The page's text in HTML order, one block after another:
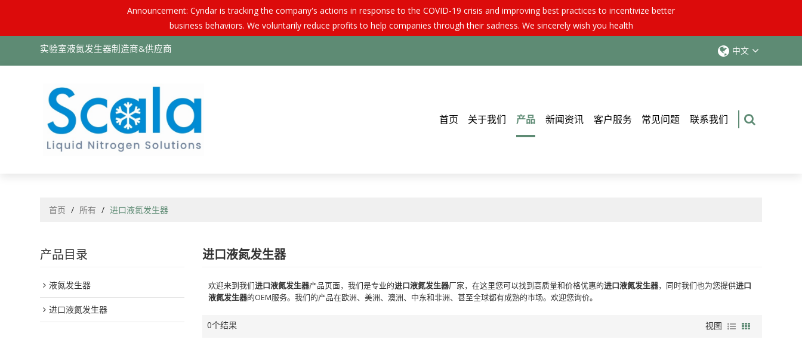
Announcement: Cyndar is tracking the company's actions in response to the COVID-19 crisis and improving best practices to incentivize better
business behaviors. We voluntarily reduce profits to help companies through their sadness. We sincerely wish you health
实验室液氮发生器制造商&供应商 中文
首页 关于我们 产品 新闻资讯 客户服务 常见问题 联系我们
首页 / 所有 / 进口液氮发生器
产品目录
液氮发生器
进口液氮发生器
进口液氮发生器
欢迎来到我们进口液氮发生器产品页面，我们是专业的进口液氮发生器厂家，在这里您可以找到高质量和价格优惠的进口液氮发生器，同时我们也为您提供进口
液氮发生器的OEM服务。我们的产品在欧洲、美洲、澳洲、中东和非洲、甚至全球都有成熟的市场。欢迎您询价。
0个结果 视图